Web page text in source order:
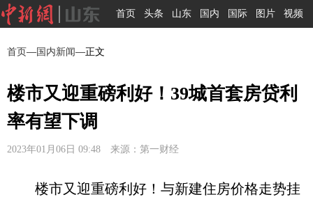
首页 头条 山东 国内 国际 图片 视频
首页— 国内新闻—正文
楼市又迎重磅利好！39城首套房贷利
率有望下调
2023年01月06日 09:48 来源：第一财经
楼市又迎重磅利好！与新建住房价格走势挂